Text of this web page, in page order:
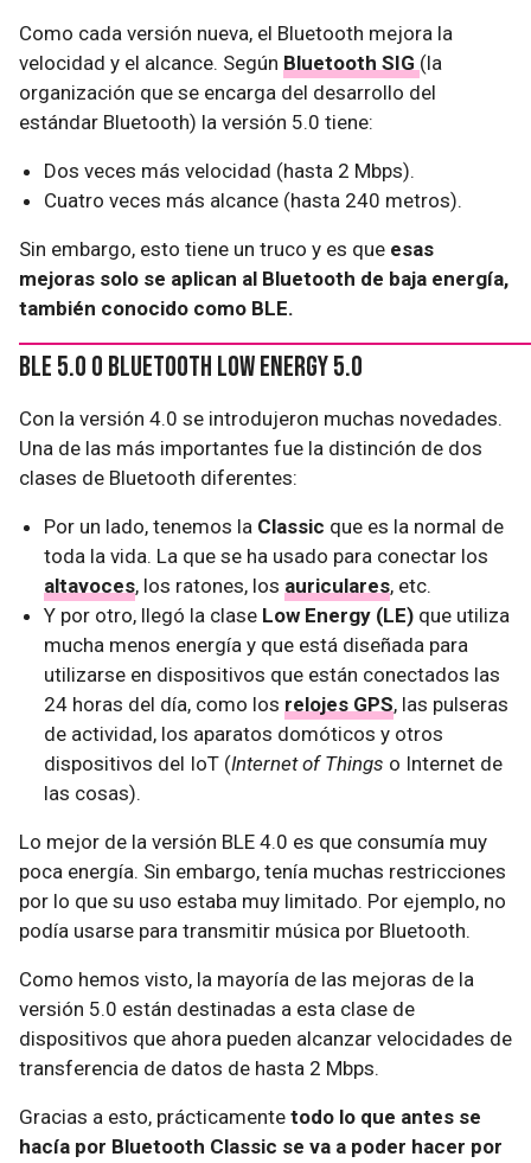
Como cada versión nueva, el Bluetooth mejora la
velocidad y el alcance. Según Bluetooth SIG (la
organización que se encarga del desarrollo del
estándar Bluetooth) la versión 5.0 tiene:
Dos veces más velocidad (hasta 2 Mbps).
Cuatro veces más alcance (hasta 240 metros).
Sin embargo, esto tiene un truco y es que esas
mejoras solo se aplican al Bluetooth de baja energía,
también conocido como BLE.
BLE 5.0 o Bluetooth Low Energy 5.0
Con la versión 4.0 se introdujeron muchas novedades.
Una de las más importantes fue la distinción de dos
clases de Bluetooth diferentes:
Por un lado, tenemos la Classic que es la normal de
toda la vida. La que se ha usado para conectar los
altavoces, los ratones, los auriculares, etc.
Y por otro, llegó la clase Low Energy (LE) que utiliza
mucha menos energía y que está diseñada para
utilizarse en dispositivos que están conectados las
24 horas del día, como los relojes GPS, las pulseras
de actividad, los aparatos domóticos y otros
dispositivos del IoT (Internet of Things o Internet de
las cosas).
Lo mejor de la versión BLE 4.0 es que consumía muy
poca energía. Sin embargo, tenía muchas restricciones
por lo que su uso estaba muy limitado. Por ejemplo, no
podía usarse para transmitir música por Bluetooth.
Como hemos visto, la mayoría de las mejoras de la
versión 5.0 están destinadas a esta clase de
dispositivos que ahora pueden alcanzar velocidades de
transferencia de datos de hasta 2 Mbps.
Gracias a esto, prácticamente todo lo que antes se
hacía por Bluetooth Classic se va a poder hacer por